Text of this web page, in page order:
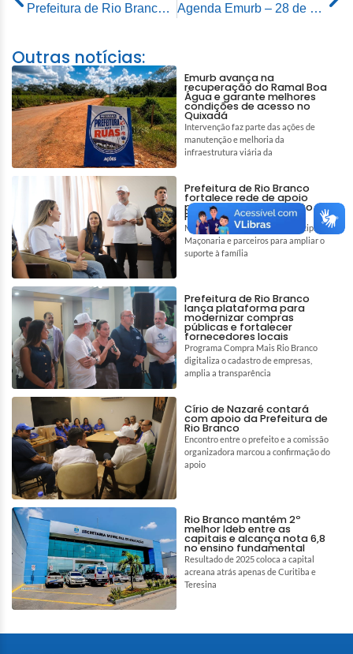
Prefeitura de Rio Branco fortalece Controladoria Interna com posse de novos servidores
Agenda Emurb – 28 de outubro de 2025
Outras notícias:
Emurb avança na
recuperação do Ramal Boa
Água e garante melhores
condições de acesso no
Quixadá
Intervenção faz parte das ações de
manutenção e melhoria da
infraestrutura viária da
Prefeitura de Rio Branco
fortalece rede de apoio
para auxiliar tratamento de
Pedro e Tiago
Mobilização reúne gestão municipal,
Maçonaria e parceiros para ampliar o
suporte à família
Prefeitura de Rio Branco
lança plataforma para
modernizar compras
públicas e fortalecer
fornecedores locais
Programa Compra Mais Rio Branco
digitaliza o cadastro de empresas,
amplia a transparência
Círio de Nazaré contará
com apoio da Prefeitura de
Rio Branco
Encontro entre o prefeito e a comissão
organizadora marcou a confirmação do
apoio
Rio Branco mantém 2º
melhor Ideb entre as
capitais e alcança nota 6,8
no ensino fundamental
Resultado de 2025 coloca a capital
acreana atrás apenas de Curitiba e
Teresina